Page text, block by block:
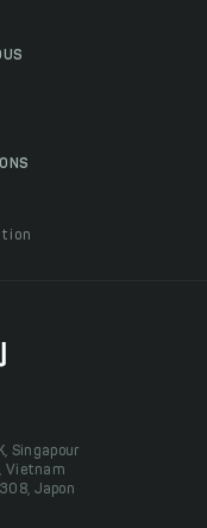
Singapour
Vietnam
Japon